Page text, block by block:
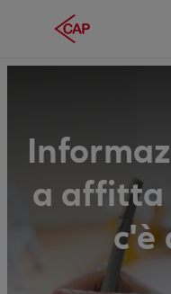
a affitta
c'è